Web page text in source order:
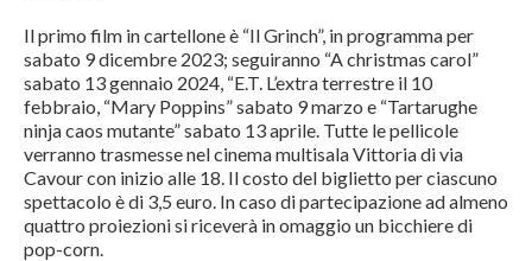
Il primo film in cartellone è “Il Grinch”, in programma per
sabato 9 dicembre 2023; seguiranno “A christmas carol”
sabato 13 gennaio 2024, “E.T. L’extra terrestre il 10
febbraio, “Mary Poppins” sabato 9 marzo e “Tartarughe
ninja caos mutante” sabato 13 aprile. Tutte le pellicole
verranno trasmesse nel cinema multisala Vittoria di via
Cavour con inizio alle 18. Il costo del biglietto per ciascuno
spettacolo è di 3,5 euro. In caso di partecipazione ad almeno
quattro proiezioni si riceverà in omaggio un bicchiere di
pop-corn.